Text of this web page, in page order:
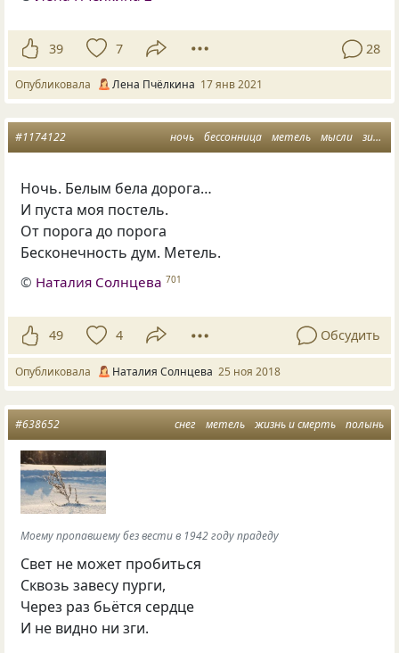
39 7 28
Опубликовала Лена Пчёлкина 17 янв 2021
ночь бессонница метель мысли зима в душе
#1174122
Ночь. Белым бела дорога…
И пуста моя постель.
От порога до порога
Бесконечность дум. Метель.
© Наталия Солнцева 701
49 4 Обсудить
Опубликовала Наталия Солнцева 25 ноя 2018
снег метель жизнь и смерть полынь
#638652
Моему пропавшему без вести в 1942 году прадеду
Свет не может пробиться
Сквозь завесу пурги,
Через раз бьётся сердце
И не видно ни зги.